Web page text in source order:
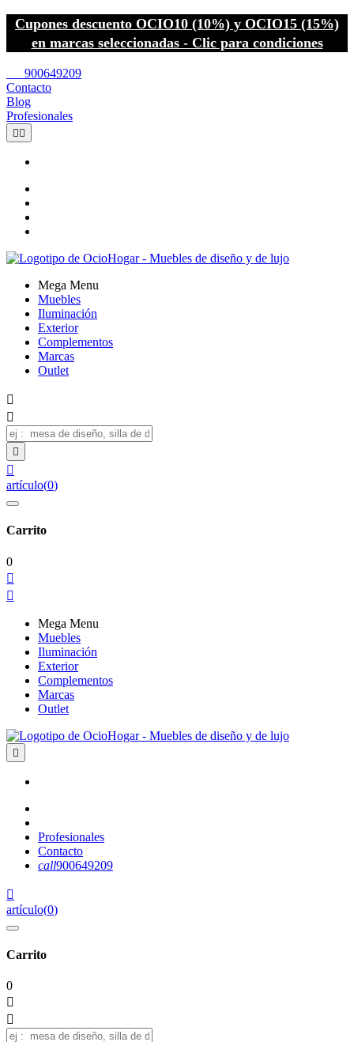
Cupones descuento OCIO10 (10%) y OCIO15 (15%)
en marcas seleccionadas - Clic para condiciones
900649209
Contacto
Blog
Profesionales
 
Mega Menu
Muebles
Iluminación
Exterior
Complementos
Marcas
Outlet




artículo(0)
Carrito
0


Mega Menu
Muebles
Iluminación
Exterior
Complementos
Marcas
Outlet

Profesionales
Contacto
call900649209

artículo(0)
Carrito
0

